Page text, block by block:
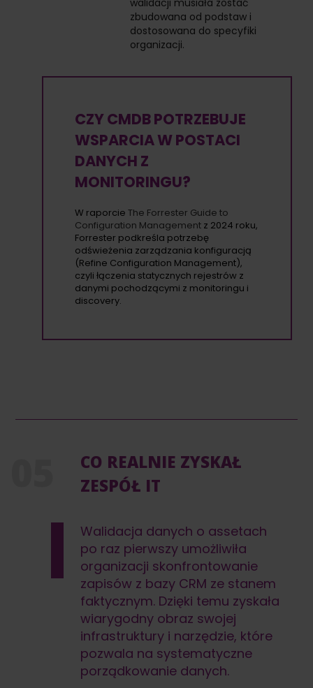
walidacji musiała zostać
zbudowana od podstaw i
dostosowana do specyfiki
organizacji.
CZY CMDB POTRZEBUJE
WSPARCIA W POSTACI
DANYCH Z
MONITORINGU?
W raporcie The Forrester Guide to
Configuration Management z 2024 roku,
Forrester podkreśla potrzebę
odświeżenia zarządzania konfiguracją
(Refine Configuration Management),
czyli łączenia statycznych rejestrów z
danymi pochodzącymi z monitoringu i
discovery.
CO REALNIE ZYSKAŁ
ZESPÓŁ IT
Walidacja danych o assetach
po raz pierwszy umożliwiła
organizacji skonfrontowanie
zapisów z bazy CRM ze stanem
faktycznym. Dzięki temu zyskała
wiarygodny obraz swojej
infrastruktury i narzędzie, które
pozwala na systematyczne
porządkowanie danych.